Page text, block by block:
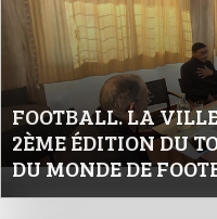
FOOTBALL. LA
2ÈME ÉDITION DU
DU MONDE DE